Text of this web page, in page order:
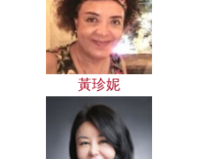
黃珍妮